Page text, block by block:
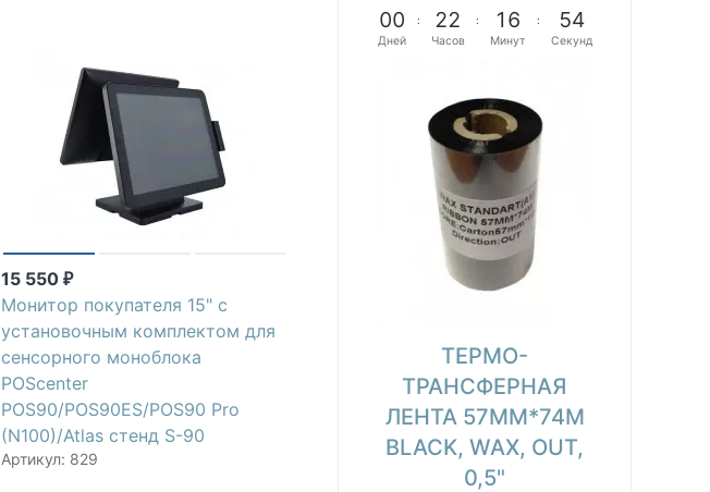
15 550₽
Монитор покупателя 15" с
установочным комплектом для
сенсорного моноблока
POScenter
POS90/POS90ES/POS90 Pro
(N100)/Atlas стенд S-90
Артикул: 829
00
Дней
: 22
Часов
: 1 6
Минут
: 52
Секунд
ТЕРМО-
ТРАНСФЕРНАЯ
ЛЕНТА 57ММ*74М
BLACK, WAX, OUT,
0,5"